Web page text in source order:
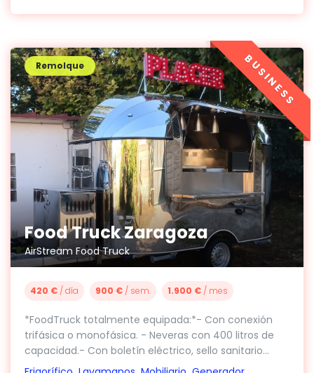
Food Truck Zaragoza
AirStream Food Truck
Remolque
420 € / día 900 € / sem. 1.900 € / mes
*FoodTruck totalmente equipada:*- Con conexión
trifásica o monofásica. - Neveras con 400 litros de
capacidad.- Con boletín eléctrico, sello sanitario...
BUSINESS